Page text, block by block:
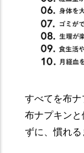
すべてを布
布ナプキン
ずに、慣れる